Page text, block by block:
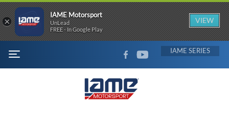
MENU
FACEBOOKYOUTUBE IAME
×
IAME Motorsport
UnLead
FREE - In Google Play
VIEW